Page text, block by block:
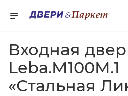
Входная
Leba.M100M.1
«Стальная